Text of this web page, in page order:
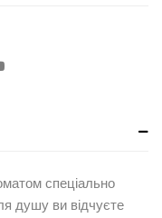
спеціально
душу ви відчуєте